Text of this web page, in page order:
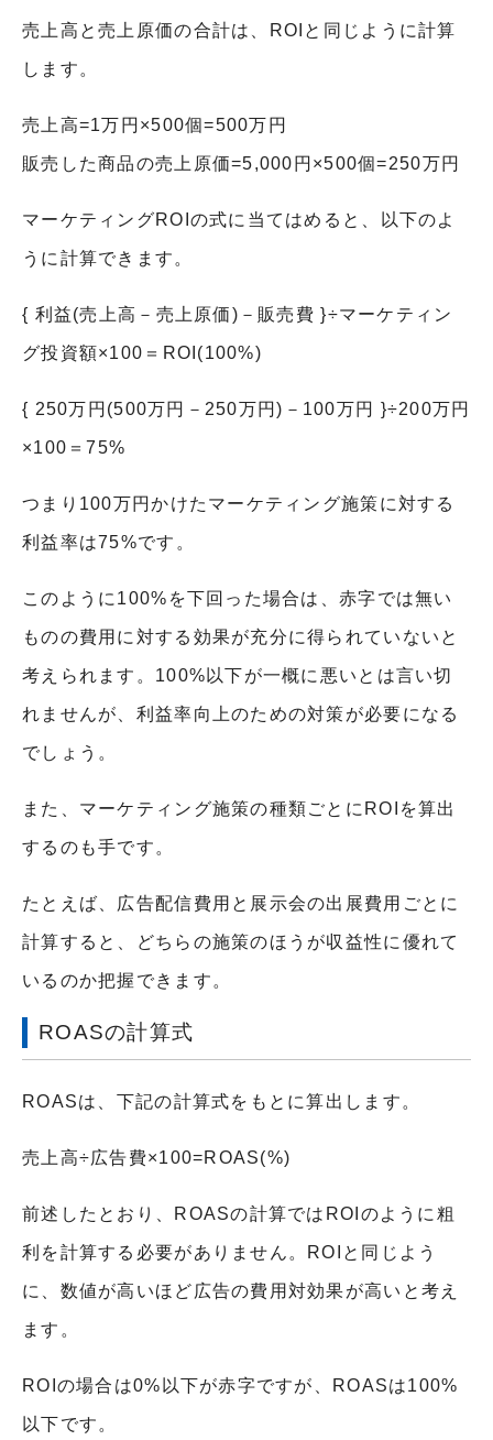
売上高と売上原価の合計は、ROIと同じように計算
します。
売上高=1万円×500個=500万円
販売した商品の売上原価=5,000円×500個=250万円
マーケティングROIの式に当てはめると、以下のよ
うに計算できます。
{ 利益(売上高－売上原価)－販売費 }÷マーケティン
グ投資額×100＝ROI(100%)
{ 250万円(500万円－250万円)－100万円 }÷200万円
×100＝75%
つまり100万円かけたマーケティング施策に対する
利益率は75%です。
このように100%を下回った場合は、赤字では無い
ものの費用に対する効果が充分に得られていないと
考えられます。100%以下が一概に悪いとは言い切
れませんが、利益率向上のための対策が必要になる
でしょう。
また、マーケティング施策の種類ごとにROIを算出
するのも手です。
たとえば、広告配信費用と展示会の出展費用ごとに
計算すると、どちらの施策のほうが収益性に優れて
いるのか把握できます。
ROASの計算式
ROASは、下記の計算式をもとに算出します。
売上高÷広告費×100=ROAS(%)
前述したとおり、ROASの計算ではROIのように粗
利を計算する必要がありません。ROIと同じよう
に、数値が高いほど広告の費用対効果が高いと考え
ます。
ROIの場合は0%以下が赤字ですが、ROASは100%
以下です。